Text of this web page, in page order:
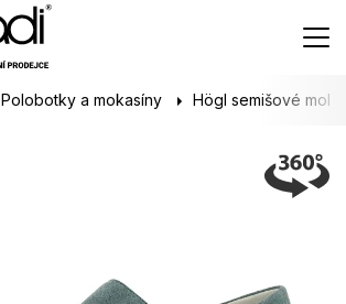
Polobotky a mokasíny Högl semišové